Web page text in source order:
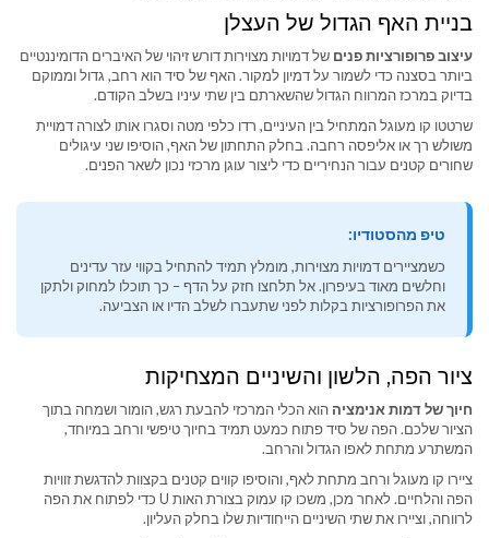
בניית האף הגדול של העצלן
עיצוב פרופורציות פנים של דמויות מצוירות דורש זיהוי של האיברים הדומיננטיים
ביותר בסצנה כדי לשמור על דמיון למקור. האף של סיד הוא רחב, גדול וממוקם
בדיוק במרכז המרווח הגדול שהשארתם בין שתי עיניו בשלב הקודם.
שרטטו קו מעוגל המתחיל בין העיניים, רדו כלפי מטה וסגרו אותו לצורה דמויית
משולש רך או אליפסה רחבה. בחלק התחתון של האף, הוסיפו שני עיגולים
שחורים קטנים עבור הנחיריים כדי ליצור עוגן מרכזי נכון לשאר הפנים.
טיפ מהסטודיו:
כשמציירים דמויות מצוירות, מומלץ תמיד להתחיל בקווי עזר עדינים
וחלשים מאוד בעיפרון. אל תלחצו חזק על הדף – כך תוכלו למחוק ולתקן
את הפרופורציות בקלות לפני שתעברו לשלב הדיו או הצביעה.
ציור הפה, הלשון והשיניים המצחיקות
חיוך של דמות אנימציה הוא הכלי המרכזי להבעת רגש, הומור ושמחה בתוך
הציור שלכם. הפה של סיד פתוח כמעט תמיד בחיוך טיפשי ורחב במיוחד,
המשתרע מתחת לאפו הגדול והרחב.
ציירו קו מעוגל ורחב מתחת לאף, והוסיפו קווים קטנים בקצוות להדגשת זוויות
הפה והלחיים. לאחר מכן, משכו קו עמוק בצורת האות U כדי לפתוח את הפה
לרווחה, וציירו את שתי השיניים הייחודיות שלו בחלק העליון.